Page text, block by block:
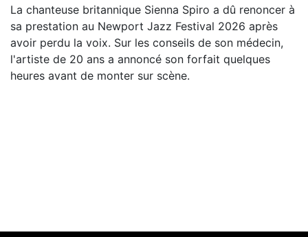
La chanteuse britannique Sienna Spiro a dû renoncer à
sa prestation au Newport Jazz Festival 2026 après
avoir perdu la voix. Sur les conseils de son médecin,
l'artiste de 20 ans a annoncé son forfait quelques
heures avant de monter sur scène.